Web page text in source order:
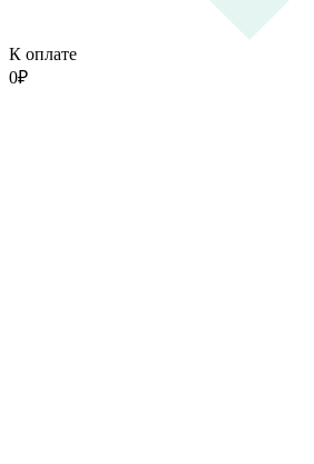
К оплате
0₽